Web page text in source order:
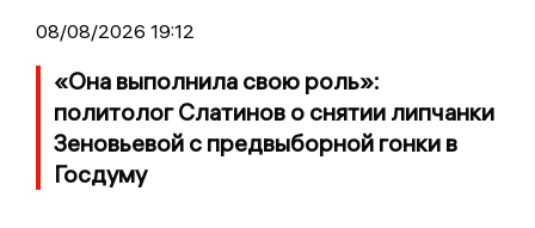
08/08/2026 19:12
«Она выполнила свою роль»:
политолог Слатинов о снятии липчанки
Зеновьевой с предвыборной гонки в
Госдуму